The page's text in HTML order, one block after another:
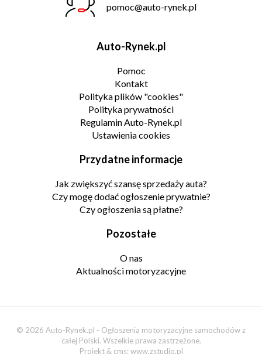
pomoc@auto-rynek.pl
Auto-Rynek.pl
Pomoc
Kontakt
Polityka plików "cookies"
Polityka prywatności
Regulamin Auto-Rynek.pl
Ustawienia cookies
Przydatne informacje
Jak zwiększyć szansę sprzedaży auta?
Czy mogę dodać ogłoszenie prywatnie?
Czy ogłoszenia są płatne?
Pozostałe
O nas
Aktualności motoryzacyjne
© 2026 Auto-Rynek.pl - Ogłoszenia motoryzacyjne samochodów z
całej Polski. Wszelkie prawa zastrzeżone.
Projekt & cms: www.zstudio.pl